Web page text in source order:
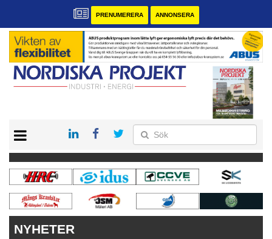
PRENUMERERA ANNONSERA
KONTAKT
VÅRA ANDRA MAGASIN
PRENUMERERA
ANNONSERA
NYHETER